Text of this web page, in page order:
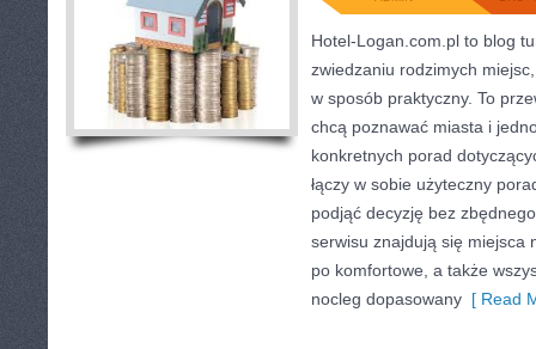
Hotel-Logan.com.pl to blog
zwiedzaniu rodzimych
w sposób praktyczny. To
chcą poznawać miasta i
konkretnych porad
łączy w sobie użyteczny
podjąć decyzję bez
serwisu znajdują się miejsca
po komfortowe, a także
nocleg dopasowany [ Read